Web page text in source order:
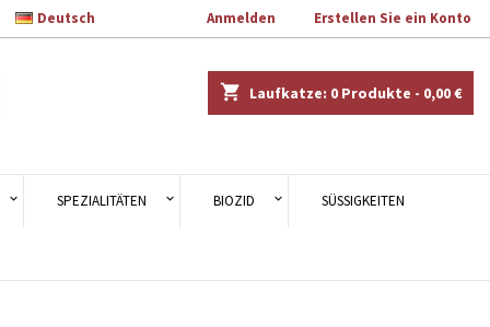
Anmelden Erstellen Sie ein Konto
Deutsch
shopping_cart Laufkatze: 0 Produkte - 0,00 €
SPEZIALITÄTEN BIOZID SÜSSIGKEITEN